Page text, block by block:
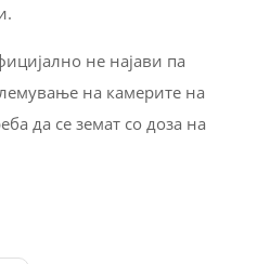
не најави па
на камерите на
да се земат со доза на